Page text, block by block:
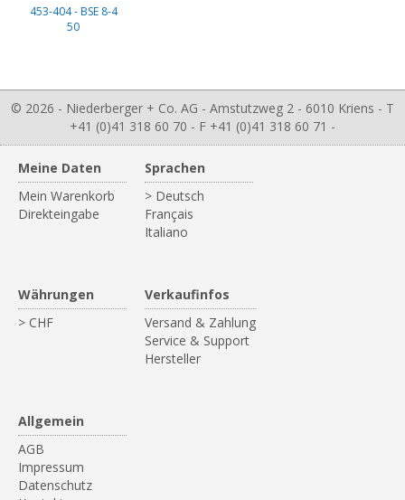
453-404 - BSE 8-4
50
© 2026 - Niederberger + Co. AG - Amstutzweg 2 - 6010 Kriens - T
+41 (0)41 318 60 70 - F +41 (0)41 318 60 71 -
Meine Daten
Mein Warenkorb
Direkteingabe
Sprachen
> Deutsch
Français
Italiano
Währungen
> CHF
Verkaufinfos
Versand & Zahlung
Service & Support
Hersteller
Allgemein
AGB
Impressum
Datenschutz